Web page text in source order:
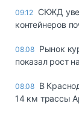
09:12 СКЖД
контейнеров
08.08 Рынок
показал рост
08.08 В
14 км трассы